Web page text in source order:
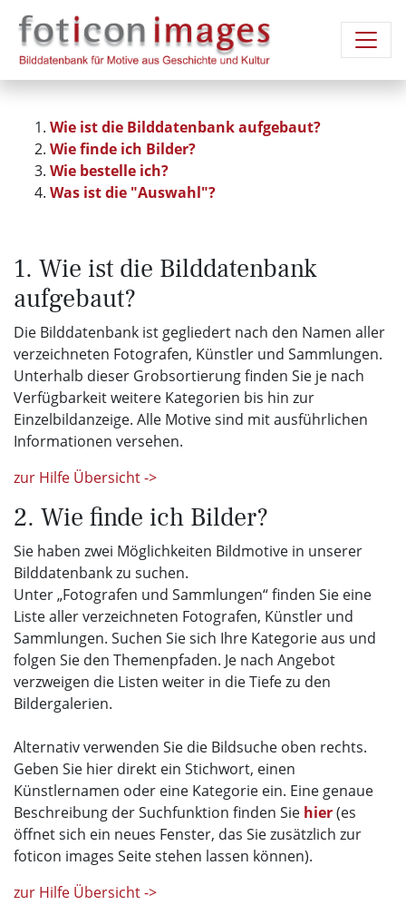
Wie ist die Bilddatenbank aufgebaut?
Wie finde ich Bilder?
Wie bestelle ich?
Was ist die "Auswahl"?
1. Wie ist die Bilddatenbank
aufgebaut?
Die Bilddatenbank ist gegliedert nach den Namen aller
verzeichneten Fotografen, Künstler und Sammlungen.
Unterhalb dieser Grobsortierung finden Sie je nach
Verfügbarkeit weitere Kategorien bis hin zur
Einzelbildanzeige. Alle Motive sind mit ausführlichen
Informationen versehen.
zur Hilfe Übersicht ->
2. Wie finde ich Bilder?
Sie haben zwei Möglichkeiten Bildmotive in unserer
Bilddatenbank zu suchen.
Unter „Fotografen und Sammlungen“ finden Sie eine
Liste aller verzeichneten Fotografen, Künstler und
Sammlungen. Suchen Sie sich Ihre Kategorie aus und
folgen Sie den Themenpfaden. Je nach Angebot
verzweigen die Listen weiter in die Tiefe zu den
Bildergalerien.
Alternativ verwenden Sie die Bildsuche oben rechts.
Geben Sie hier direkt ein Stichwort, einen
Künstlernamen oder eine Kategorie ein. Eine genaue
Beschreibung der Suchfunktion finden Sie hier(es
öffnet sich ein neues Fenster, das Sie zusätzlich zur
foticon images Seite stehen lassen können).
zur Hilfe Übersicht ->